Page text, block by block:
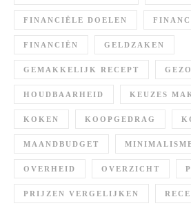
FINANCIËLE DOELEN
FINANCIËN GELDZAKEN
GEMAKKELIJK RECEPT
HOUDBAARHEID KEUZES
KOKEN KOOPGEDRAG
MAANDBUDGET
OVERHEID OVERZICHT
PRIJZEN VERGELIJKEN